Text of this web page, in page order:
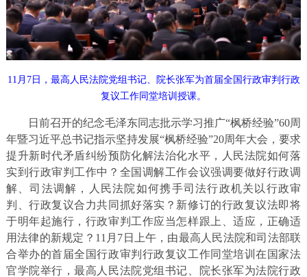
11月7日，最高人民法院党组书记、院长张军为首届全国行政审判行政
复议工作同堂培训授课。
日前召开的纪念毛泽东同志批示学习推广“枫桥经验”60周
年暨习近平总书记指示坚持发展“枫桥经验”20周年大会，要求
提升新时代矛盾纠纷预防化解法治化水平，人民法院如何落
实到行政审判工作中？全国调解工作会议强调要做好行政调
解、司法调解，人民法院如何携手司法行政机关以行政审
判、行政复议合力共同抓好落实？新修订的行政复议法即将
于明年起施行，行政审判工作应当怎样跟上、适应，正确适
用法律的新规定？11月7日上午，由最高人民法院和司法部联
合举办的首届全国行政审判行政复议工作同堂培训在国家法
官学院举行，最高人民法院党组书记、院长张军为法院行政